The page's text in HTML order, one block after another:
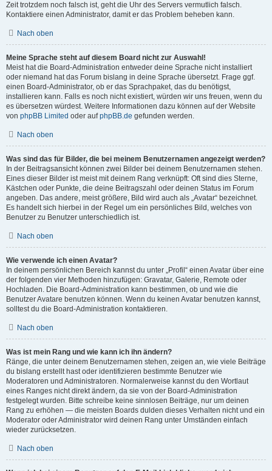
Zeit trotzdem noch falsch ist, geht die Uhr des Servers vermutlich falsch.
Kontaktiere einen Administrator, damit er das Problem beheben kann.
Nach oben
Meine Sprache steht auf diesem Board nicht zur Auswahl!
Meist hat die Board-Administration entweder deine Sprache nicht installiert
oder niemand hat das Forum bislang in deine Sprache übersetzt. Frage ggf.
einen Board-Administrator, ob er das Sprachpaket, das du benötigst,
installieren kann. Falls es noch nicht existiert, würden wir uns freuen, wenn du
es übersetzen würdest. Weitere Informationen dazu können auf der Website
von phpBB Limited oder aufphpBB.de gefunden werden.
Nach oben
Was sind das für Bilder, die bei meinem Benutzernamen angezeigt werden?
In der Beitragsansicht können zwei Bilder bei deinem Benutzernamen stehen.
Eines dieser Bilder ist meist mit deinem Rang verknüpft: Oft sind dies Sterne,
Kästchen oder Punkte, die deine Beitragszahl oder deinen Status im Forum
angeben. Das andere, meist größere, Bild wird auch als „Avatar“ bezeichnet.
Es handelt sich hierbei in der Regel um ein persönliches Bild, welches von
Benutzer zu Benutzer unterschiedlich ist.
Nach oben
Wie verwende ich einen Avatar?
In deinem persönlichen Bereich kannst du unter „Profil“ einen Avatar über eine
der folgenden vier Methoden hinzufügen: Gravatar, Galerie, Remote oder
Hochladen. Die Board-Administration kann bestimmen, ob und wie die
Benutzer Avatare benutzen können. Wenn du keinen Avatar benutzen kannst,
solltest du die Board-Administration kontaktieren.
Nach oben
Was ist mein Rang und wie kann ich ihn ändern?
Ränge, die unter deinem Benutzernamen stehen, zeigen an, wie viele Beiträge
du bislang erstellt hast oder identifizieren bestimmte Benutzer wie
Moderatoren und Administratoren. Normalerweise kannst du den Wortlaut
eines Ranges nicht direkt ändern, da sie von der Board-Administration
festgelegt wurden. Bitte schreibe keine sinnlosen Beiträge, nur um deinen
Rang zu erhöhen — die meisten Boards dulden dieses Verhalten nicht und ein
Moderator oder Administrator wird deinen Rang unter Umständen einfach
wieder zurücksetzen.
Nach oben